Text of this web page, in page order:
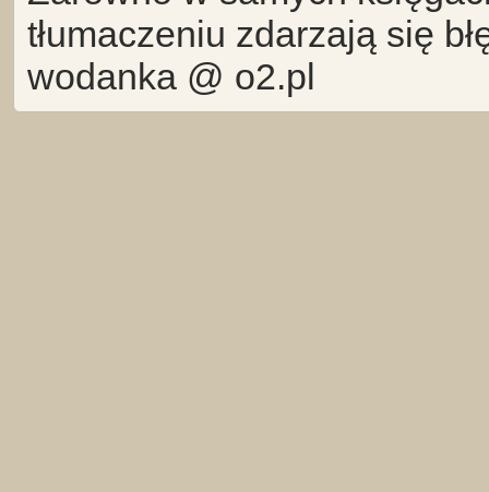
tłumaczeniu zdarzają się
wodanka @ o2.pl